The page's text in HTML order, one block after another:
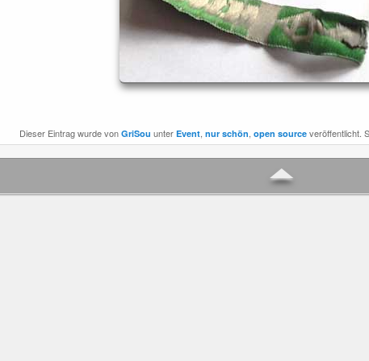
Dieser Eintrag wurde von GriSou unter Event, nur schön open sourceveröffentlicht.
▲